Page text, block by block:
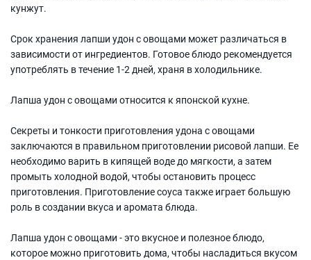
кунжут.
Срок хранения лапши удон с овощами может различаться в
зависимости от ингредиентов. Готовое блюдо рекомендуется
употреблять в течение 1-2 дней, храня в холодильнике.
Лапша удон с овощами относится к японской кухне.
Секреты и тонкости приготовления удона с овощами
заключаются в правильном приготовлении рисовой лапши. Ее
необходимо варить в кипящей воде до мягкости, а затем
промыть холодной водой, чтобы остановить процесс
приготовления. Приготовление соуса также играет большую
роль в создании вкуса и аромата блюда.
Лапша удон с овощами - это вкусное и полезное блюдо,
которое можно приготовить дома, чтобы насладиться вкусом